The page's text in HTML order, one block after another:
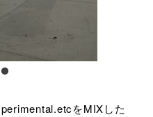
をMIXした